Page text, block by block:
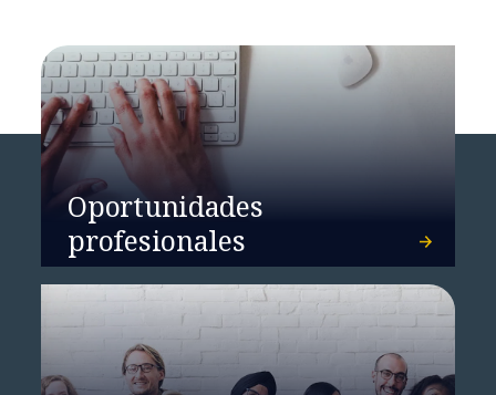
Oportunidades
profesionales